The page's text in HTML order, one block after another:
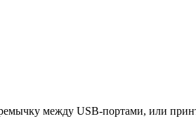
между USB-портами, или